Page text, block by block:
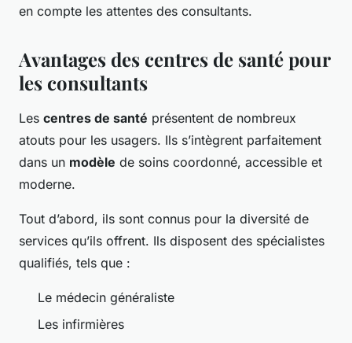
en compte les attentes des consultants.
Avantages des centres de santé pour
les consultants
Les centres de santé présentent de nombreux
atouts pour les usagers. Ils s’intègrent parfaitement
dans un modèle de soins coordonné, accessible et
moderne.
Tout d’abord, ils sont connus pour la diversité de
services qu’ils offrent. Ils disposent des spécialistes
qualifiés, tels que :
Le médecin généraliste
Les infirmières